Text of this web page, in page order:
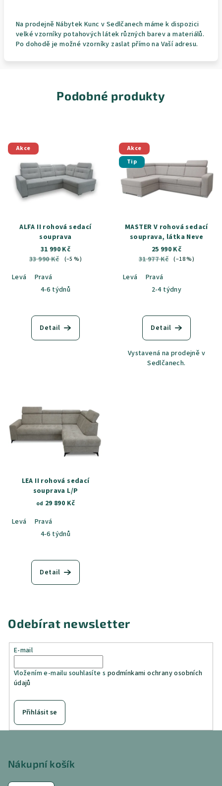
Na prodejně Nábytek Kunc v Sedlčanech máme k dispozici
velké vzorníky potahových látek různých barev a materiálů.
Po dohodě je možné vzorníky zaslat přímo na Vaší adresu.
Podobné produkty
Akce
ALFA II rohová sedací
souprava
31 990 Kč
33 990 Kč
(–5 %)
Levá
Pravá
4-6 týdnů
Detail
Akce
Tip
MASTER V rohová sedací
souprava, látka Neve
25 990 Kč
31 977 Kč (–18 %)
Levá
Pravá
2-4 týdny
Detail
Vystavená na prodejně v
Sedlčanech.
LEA II rohová sedací
souprava L/P
od 29 890 Kč
Levá
Pravá
4-6 týdnů
Detail
Odebírat newsletter
E-mail
Vložením e-mailu souhlasíte s podmínkami ochrany osobních
údajů
Přihlásit se
Nákupní košík